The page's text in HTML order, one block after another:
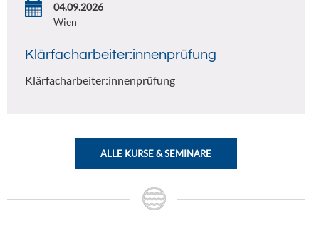
04.09.2026
Wien
Klärfacharbeiter:innenprüfung
Klärfacharbeiter:innenprüfung
ALLE KURSE & SEMINARE